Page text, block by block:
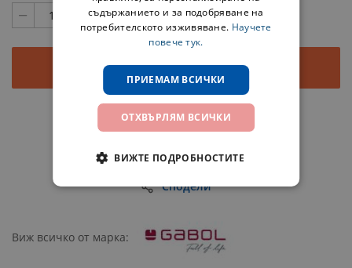
Добави в количката
Добави в любими
Добави за сравнение
Сподели
Виж всичко от марка
съдържанието и за подобряване на
потребителското изживяване. Научете
повече тук.
ПРИЕМАМ ВСИЧКИ
ОТХВЪРЛЯМ ВСИЧКИ
ВИЖТЕ ПОДРОБНОСТИТЕ